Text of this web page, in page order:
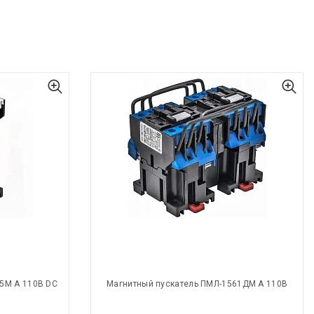
А 110В DC Магнитный пускатель ПМЛ-1561ДМ А 110В